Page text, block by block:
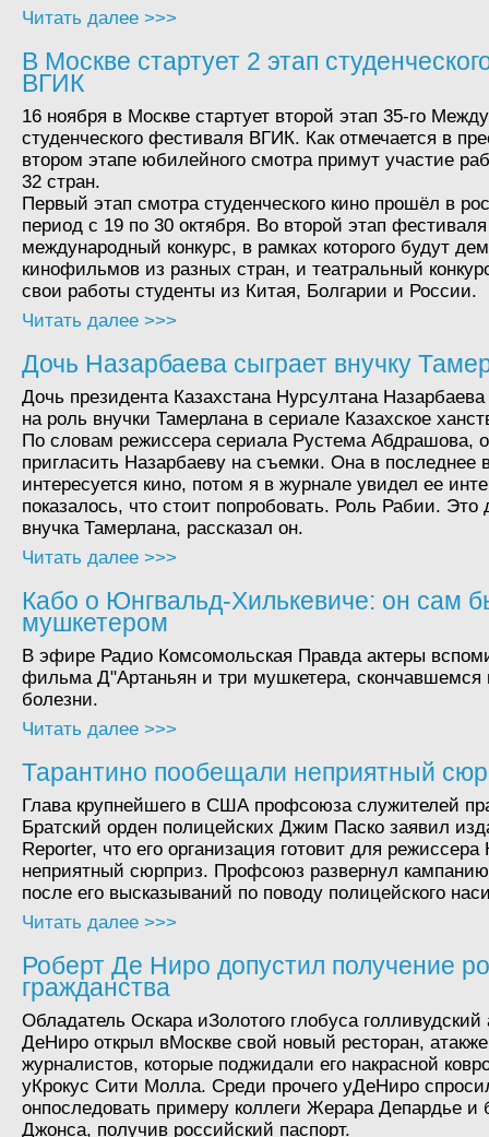
Читать далее >>>
В Москве стартует 2 этап
ВГИК
16 ноября в Москве стартует второй этап 35-го
студенческого фестиваля ВГИК. Как отмечается в
втором этапе юбилейного смотра примут участие
32 стран.
Первый этап смотра студенческого кино прошёл в
период с 19 по 30 октября. Во второй этап
международный конкурс, в рамках которого будут
кинофильмов из разных стран, и театральный
свои работы студенты из Китая, Болгарии и России.
Читать далее >>>
Дочь Назарбаева сыграет внучку
Дочь президента Казахстана Нурсултана
на роль внучки Тамерлана в сериале Казахское
По словам режиссера сериала Рустема Абдрашова,
пригласить Назарбаеву на съемки. Она в последнее
интересуется кино, потом я в журнале увидел ее
показалось, что стоит попробовать. Роль Рабии. Это
внучка Тамерлана, рассказал он.
Читать далее >>>
Кабо о Юнгвальд-Хилькевиче: он сам
мушкетером
В эфире Радио Комсомольская Правда актеры
фильма Д"Артаньян и три мушкетера, скончавшемся
болезни.
Читать далее >>>
Тарантино пообещали неприятный
Глава крупнейшего в США профсоюза служителей
Братский орден полицейских Джим Паско заявил
Reporter, что его организация готовит для режиссера
неприятный сюрприз. Профсоюз развернул
после его высказываний по поводу полицейского
Читать далее >>>
Роберт Де Ниро допустил получение
гражданства
Обладатель Оскара иЗолотого глобуса голливудский
ДеНиро открыл вМоскве свой новый ресторан,
журналистов, которые поджидали его накрасной
уКрокус Сити Молла. Среди прочего уДеНиро
онпоследовать примеру коллеги Жерара Депардье и
Джонса, получив российский паспорт.